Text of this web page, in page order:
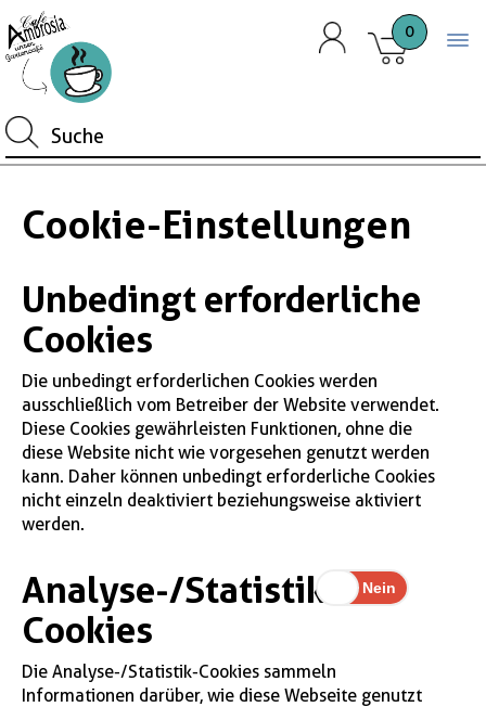
0
Cookie-Einstellungen
Unbedingt erforderliche
Cookies
Die unbedingt erforderlichen Cookies werden
ausschließlich vom Betreiber der Website verwendet.
Diese Cookies gewährleisten Funktionen, ohne die
diese Website nicht wie vorgesehen genutzt werden
kann. Daher können unbedingt erforderliche Cookies
nicht einzeln deaktiviert beziehungsweise aktiviert
werden.
Analyse-/Statistik-
Cookies
Die Analyse-/Statistik-Cookies sammeln
Informationen darüber, wie diese Webseite genutzt